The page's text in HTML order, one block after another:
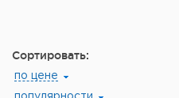
Сортировать:
по цене